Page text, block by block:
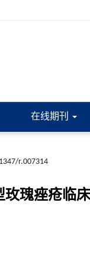
在线期刊
r.007314
瑰痤疮临